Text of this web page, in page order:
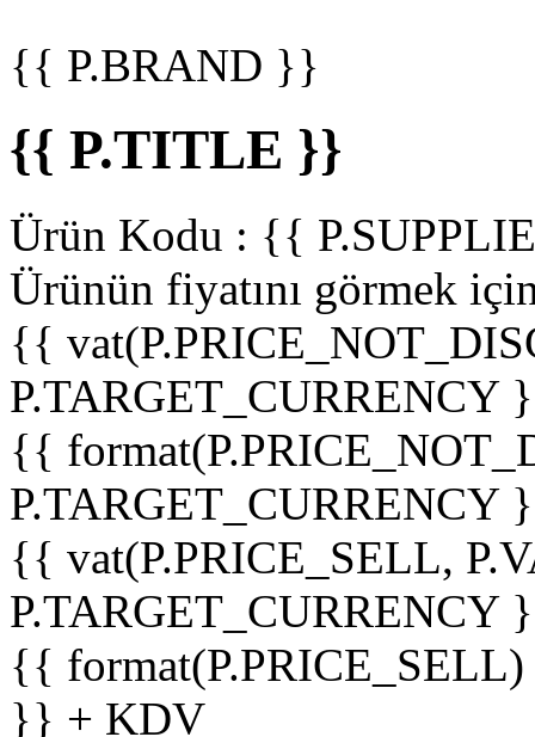
{{ P.BRAND }}
{{ P.TITLE }}
Ürün Kodu : {{
Ürünün fiyatını görmek
{{
P.TARGET_CURRENCY
{{
P.TARGET_CURRENCY
{{ vat(P.PRICE_SELL,
P.TARGET_CURRENCY
{{
}} + KDV